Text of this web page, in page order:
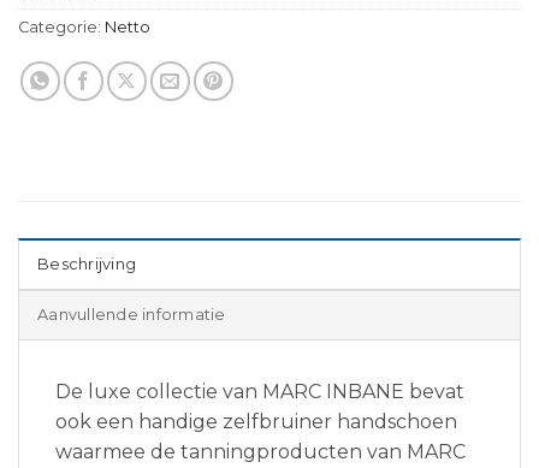
Categorie: Netto
Beschrijving
Aanvullende informatie
De luxe collectie van MARC INBANE bevat
ook een handige zelfbruiner handschoen
waarmee de tanningproducten van MARC